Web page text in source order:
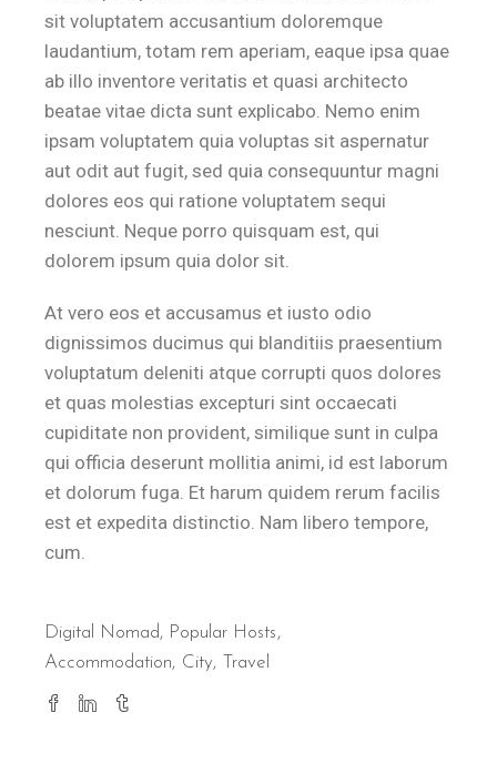
sit voluptatem accusantium doloremque
laudantium, totam rem aperiam, eaque ipsa quae
ab illo inventore veritatis et quasi architecto
beatae vitae dicta sunt explicabo. Nemo enim
ipsam voluptatem quia voluptas sit aspernatur
aut odit aut fugit, sed quia consequuntur magni
dolores eos qui ratione voluptatem sequi
nesciunt. Neque porro quisquam est, qui
dolorem ipsum quia dolor sit.
At vero eos et accusamus et iusto odio
dignissimos ducimus qui blanditiis praesentium
voluptatum deleniti atque corrupti quos dolores
et quas molestias excepturi sint occaecati
cupiditate non provident, similique sunt in culpa
qui officia deserunt mollitia animi, id est laborum
et dolorum fuga. Et harum quidem rerum facilis
est et expedita distinctio. Nam libero tempore,
cum.
Digital Nomad, Popular Hosts
Accommodation
City Travel